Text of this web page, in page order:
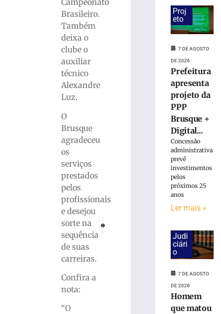
Campeonato
Brasileiro.
Também
deixa o
clube o
auxiliar
técnico
Alexandre
Luz.
O
Brusque
agradeceu
os
serviços
prestados
pelos
profissionais
e desejou
sorte na
sequência
de suas
carreiras.
Confira a
nota:
“O
Núcleo de Saúde e Segurança da
Invasão e tentativa de extorsão terminam em
Estadual
Bruscão
trabalha
organização
defensiva
contra
Maranhão
Proj
eto
7 DE AGOSTO
DE 2026
Prefeitura
apresenta
projeto da
PPP
Brusque +
Digital...
Concessão
administrativa
prevê
investimentos
pelos
próximos 25
anos
Ler mais »
Judi
ciári
o
7 DE AGOSTO
DE 2026
Homem
que matou